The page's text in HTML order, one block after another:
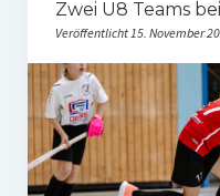
Daten und Fakten
Online Jubiläum
Vereinsheim
Hockey Shirts
Zwei U8 Teams
Veröffentlicht 15. November